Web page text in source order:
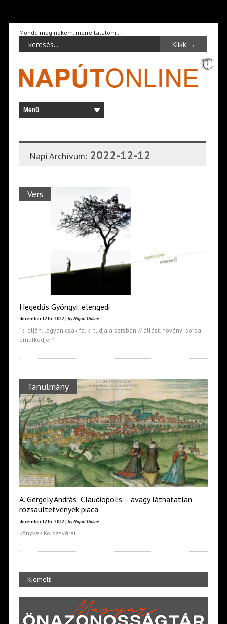
Mondd meg nékem, merre találom…
Napi Archívum: 2022-12-12
Vers
Hegedűs Gyöngyi: elengedi
december 12th, 2022 | by Napút Online
"ki eljön, legyen csak fa, ki tudja a sorsban // állást. növényi sorba
emelkedjen"
Tanulmány
A. Gergely András: Claudiopolis – avagy láthatatlan
rózsaültetvények piaca
december 12th, 2022 | by Napút Online
Könyvek Kolozsvárai
Kiemelt